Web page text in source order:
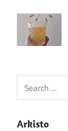
Search
for:
Arkisto